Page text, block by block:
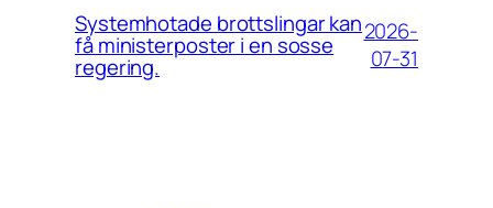
Systemhotade brottslingar kan
få ministerposter i en sosse
regering.
2026-
07-31